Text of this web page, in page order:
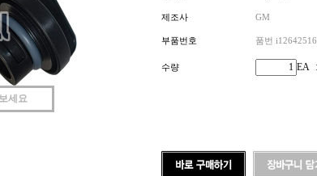
세요
제조사 GM
부품번호 품번 i12642516
수량 EA